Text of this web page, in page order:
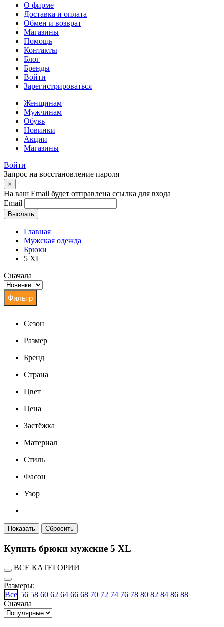
О фирме
Доставка и оплата
Обмен и возврат
Магазины
Помощь
Контакты
Блог
Бренды
Войти
Зарегистрироваться
Женщинам
Мужчинам
Обувь
Новинки
Акции
Магазины
Войти
Запрос на восстановление пароля
×
На ваш Email будет отправлена ссылка для входа
Email
Выслать
Главная
Мужская одежда
Брюки
5 XL
Сначала
Сезон
Размер
Бренд
Страна
Цвет
Цена
Застёжка
Материал
Стиль
Фасон
Узор
Купить брюки мужские 5 XL
ВСЕ КАТЕГОРИИ
Размеры:
Все 56 58 60 62 64 66 68 70 72 74 76 78 80 82 84 86 88
Сначала